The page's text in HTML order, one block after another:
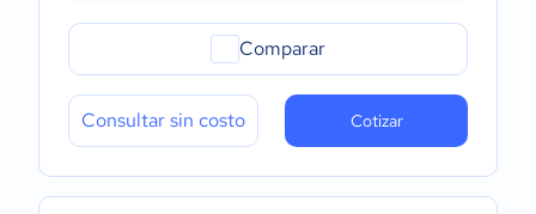
Comparar
Consultar sin costo Cotizar